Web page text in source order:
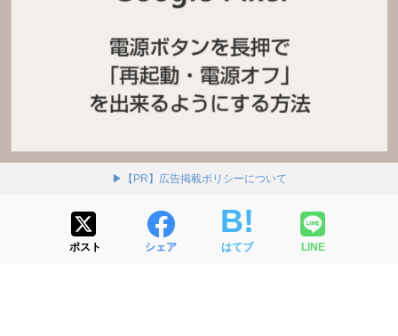
▶【PR】広告掲載ポリシーについて
ポスト シェア はてブ LINE